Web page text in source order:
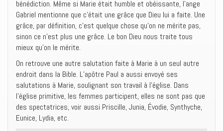
bénédiction. Même si Marie était humble et obéissante, l’ange
Gabriel mentionne que c’était une grâce que Dieu lui a faite. Une
grâce, par définition, c’est quelque chose qu’on ne mérite pas,
sinon ce n’est plus une grâce. Le bon Dieu nous traite tous
mieux qu’on le mérite.
On retrouve une autre salutation faite à Marie à un seul autre
endroit dans la Bible. L’apôtre Paul a aussi envoyé ses
salutations à Marie, soulignant son travail à l’église. Dans
l’église primitive, les femmes participent, elles ne sont pas que
des spectatrices, voir aussi Priscille, Junia, Évodie, Synthyche,
Eunice, Lydia, etc.